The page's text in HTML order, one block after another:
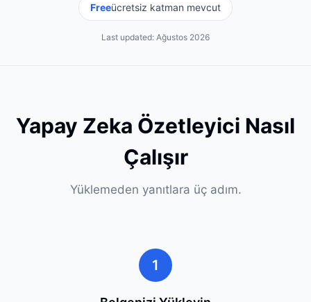
Freeücretsiz katman mevcut
Last updated: Ağustos 2026
Yapay Zeka Özetleyici Nasıl
Çalışır
Yüklemeden yanıtlara üç adım.
1